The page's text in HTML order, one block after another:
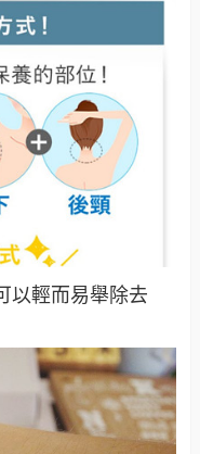
以輕而易舉除去